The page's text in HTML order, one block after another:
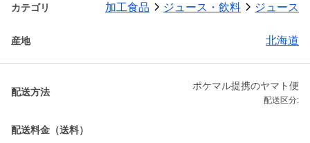
カテゴリ 加工食品 ジュース・飲料 ジュース
産地 北海道
配送方法
ポケマル提携のヤマト便
配送区分:
配送料金（送料）